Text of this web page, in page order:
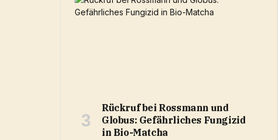
Rückruf bei Rossmann und
Globus: Gefährliches Fungizid
in Bio-Matcha